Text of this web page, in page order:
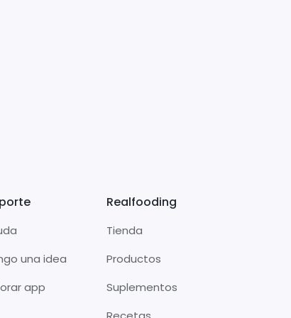
una idea
app
Realfooding
Tienda
Productos
Suplementos